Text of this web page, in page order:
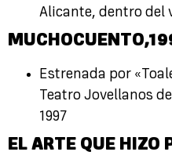
Alicante, dentro del
MUCHOCUENTO,
Estrenada por
Teatro Jovellanos
1997
EL ARTE QUE HIZO